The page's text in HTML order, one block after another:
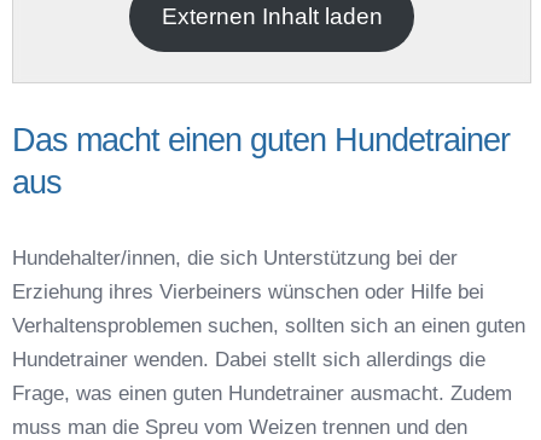
Anschrift
Externen Inhalt laden
Das macht einen guten Hundetrainer
aus
Hundehalter/innen, die sich Unterstützung bei der
Erziehung ihres Vierbeiners wünschen oder Hilfe bei
Verhaltensproblemen suchen, sollten sich an einen guten
Hundetrainer wenden. Dabei stellt sich allerdings die
Frage, was einen guten Hundetrainer ausmacht. Zudem
muss man die Spreu vom Weizen trennen und den